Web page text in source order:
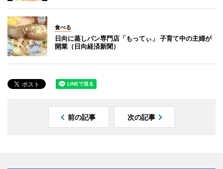
食べる
日向に蒸しパン専門店「もってぃ」 子育て中の主婦が
開業（日向経済新聞）
前の記事 次の記事